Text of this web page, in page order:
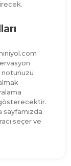
notunuzu
gösterecektir.
sayfamızda
seçer ve